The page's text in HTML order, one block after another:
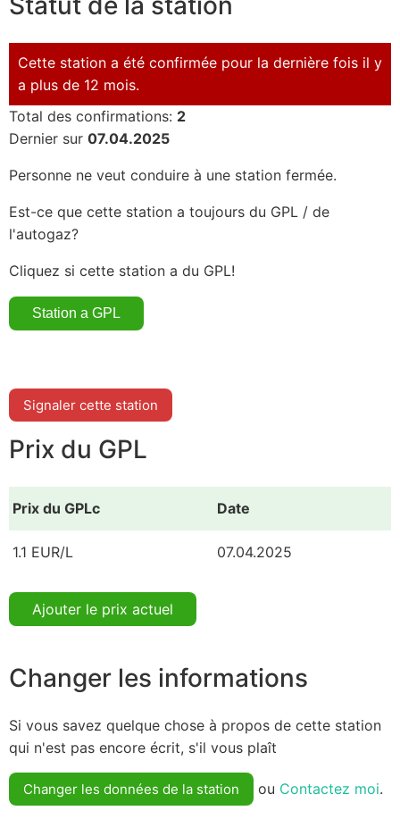
Cette station a été confirmée pour la dernière fois il y
a plus de 12 mois.
Total des confirmations: 2
Dernier sur 07.04.2025
Personne ne veut conduire à une station fermée.
Est-ce que cette station a toujours du GPL / de
l'autogaz?
Cliquez si cette station a du GPL!
Signaler cette station
Prix du GPL
Prix du GPLc Date
1.1 EUR/L 07.04.2025
Ajouter le prix actuel
Changer les informations
Si vous savez quelque chose à propos de cette station
qui n'est pas encore écrit, s'il vous plaît
Changer les données de la station ou Contactez moi.